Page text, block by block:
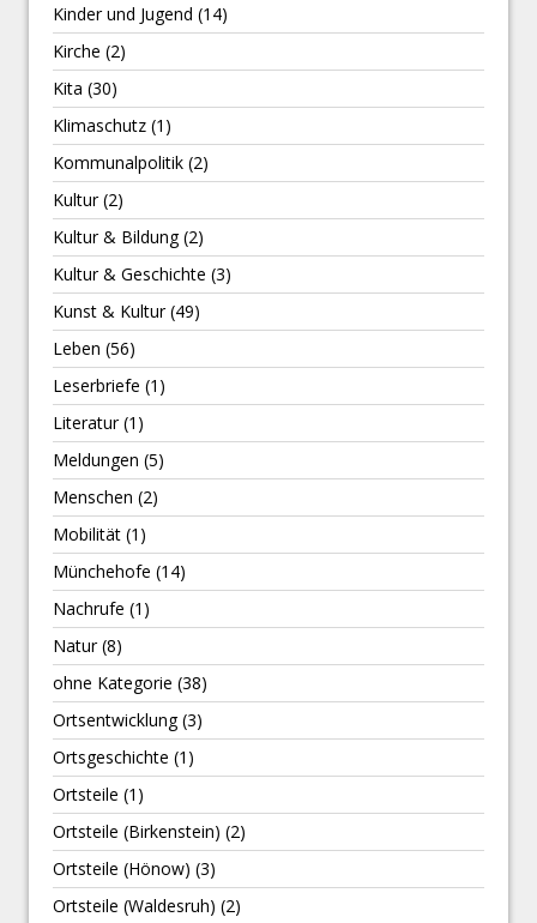
Kinder und Jugend (14)
Kirche (2)
Kita (30)
Klimaschutz (1)
Kommunalpolitik (2)
Kultur(2)
Kultur & Bildung(2)
Kultur & Geschichte (3)
Kunst & Kultur(49)
Leben (56)
Leserbriefe (1)
Literatur(1)
Meldungen (5)
Menschen (2)
Mobilität (1)
Münchehofe (14)
Nachrufe (1)
Natur(8)
ohne Kategorie (38)
Ortsentwicklung(3)
Ortsgeschichte (1)
Ortsteile (1)
Ortsteile (Birkenstein) (2)
Ortsteile (Hönow) (3)
Ortsteile (Waldesruh) (2)